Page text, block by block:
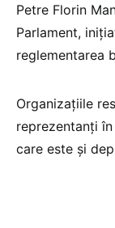
Petre Florin
Parlament,
reglementarea
Organizațiile
reprezentanți
care este și